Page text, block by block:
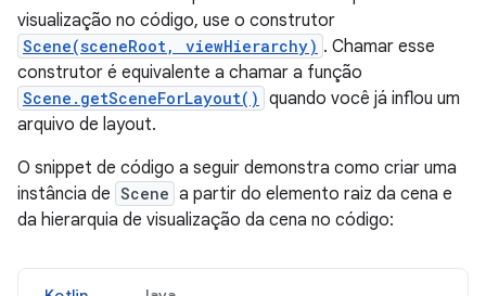
visualização no código, use o construtor
Scene(sceneRoot, viewHierarchy) . Chamar esse
construtor é equivalente a chamar a função
Scene.getSceneForLayout() quando você já inflou um
arquivo de layout.
O snippet de código a seguir demonstra como criar uma
instância de Scene a partir do elemento raiz da cena e
da hierarquia de visualização da cena no código: